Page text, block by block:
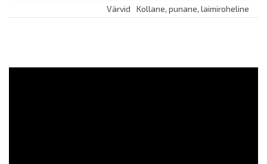
Värvid
Kollane, punane, laimiroheline